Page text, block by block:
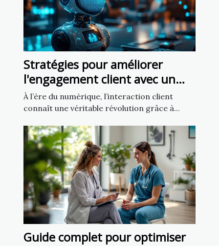
Stratégies pour améliorer
l'engagement client avec un
chatbot IA
À l’ère du numérique, l’interaction client
connaît une véritable révolution grâce à...
Guide complet pour optimiser